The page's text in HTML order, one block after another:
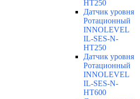
HT250
Датчик уровня
Ротационный
INNOLEVEL
IL-SES-N-
HT250
Датчик уровня
Ротационный
INNOLEVEL
IL-SES-N-
HT600